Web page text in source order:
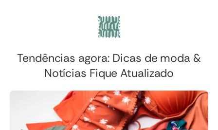
Tendências agora: Dicas de moda &
Notícias Fique Atualizado